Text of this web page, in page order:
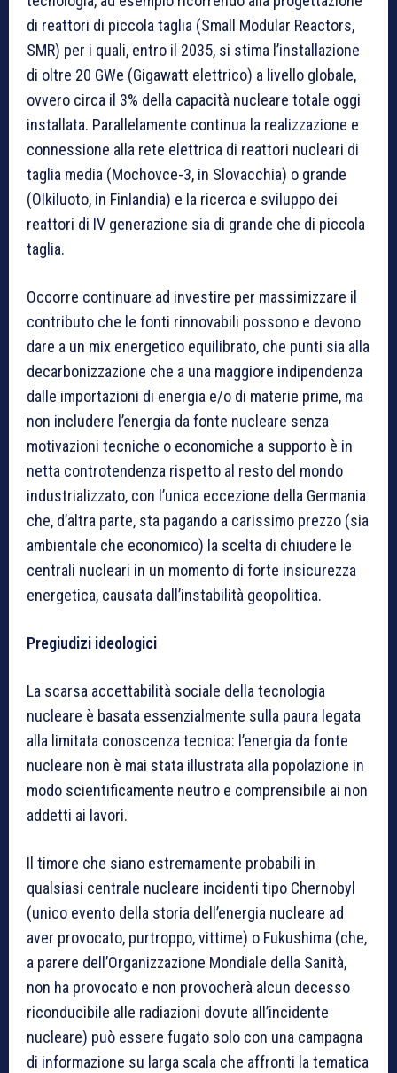
di reattori di piccola taglia (Small Modular Reactors,
SMR) per i quali, entro il 2035, si stima l’installazione
di oltre 20 GWe (Gigawatt elettrico) a livello globale,
ovvero circa il 3% della capacità nucleare totale oggi
installata. Parallelamente continua la realizzazione e
connessione alla rete elettrica di reattori nucleari di
taglia media (Mochovce-3, in Slovacchia) o grande
(Olkiluoto, in Finlandia) e la ricerca e sviluppo dei
reattori di IV generazione sia di grande che di piccola
taglia.
Occorre continuare ad investire per massimizzare il
contributo che le fonti rinnovabili possono e devono
dare a un mix energetico equilibrato, che punti sia alla
decarbonizzazione che a una maggiore indipendenza
dalle importazioni di energia e/o di materie prime, ma
non includere l’energia da fonte nucleare senza
motivazioni tecniche o economiche a supporto è in
netta controtendenza rispetto al resto del mondo
industrializzato, con l’unica eccezione della Germania
che, d’altra parte, sta pagando a carissimo prezzo (sia
ambientale che economico) la scelta di chiudere le
centrali nucleari in un momento di forte insicurezza
energetica, causata dall’instabilità geopolitica.
Pregiudizi ideologici
La scarsa accettabilità sociale della tecnologia
nucleare è basata essenzialmente sulla paura legata
alla limitata conoscenza tecnica: l’energia da fonte
nucleare non è mai stata illustrata alla popolazione in
modo scientificamente neutro e comprensibile ai non
addetti ai lavori.
Il timore che siano estremamente probabili in
qualsiasi centrale nucleare incidenti tipo Chernobyl
(unico evento della storia dell’energia nucleare ad
aver provocato, purtroppo, vittime) o Fukushima (che,
a parere dell’Organizzazione Mondiale della Sanità,
non ha provocato e non provocherà alcun decesso
riconducibile alle radiazioni dovute all’incidente
nucleare) può essere fugato solo con una campagna
di informazione su larga scala che affronti la tematica